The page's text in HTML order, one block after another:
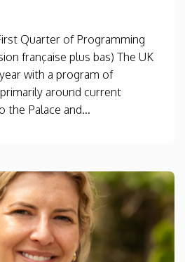
Quarter of Programming
française plus bas) The UK
with a program of
around current
the Palace and...